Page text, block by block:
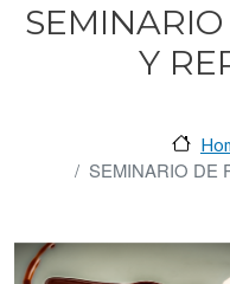
Y
SEMINARIO DE